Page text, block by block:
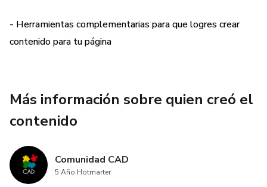
- Herramientas complementarias para que logres crear
contenido para tu página
Más información sobre quien creó el
contenido
Comunidad CAD
5 Año Hotmarter